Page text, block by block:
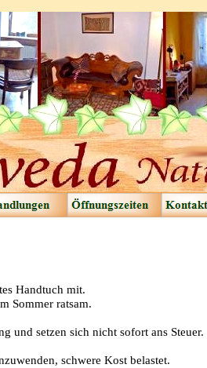
Handtuch mit.
Sommer ratsam.
und setzen sich nicht sofort ans Steuer.
schwere Kost belastet.